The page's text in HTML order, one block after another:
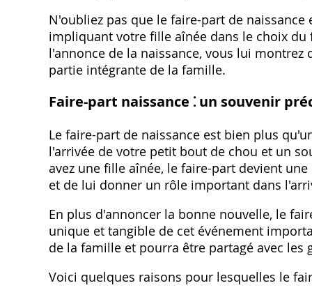
N'oubliez pas que le faire-part de
impliquant votre fille aînée dans le choix
l'annonce de la naissance‚ vous lui
partie intégrante de la famille.
Faire-part naissance ⁚ un souvenir
Le faire-part de naissance est bien plus
l'arrivée de votre petit bout de chou et un
avez une fille aînée‚ le faire-part devient
et de lui donner un rôle important dans
En plus d'annoncer la bonne nouvelle‚ le
unique et tangible de cet événement
de la famille et pourra être partagé avec les
Voici quelques raisons pour lesquelles le